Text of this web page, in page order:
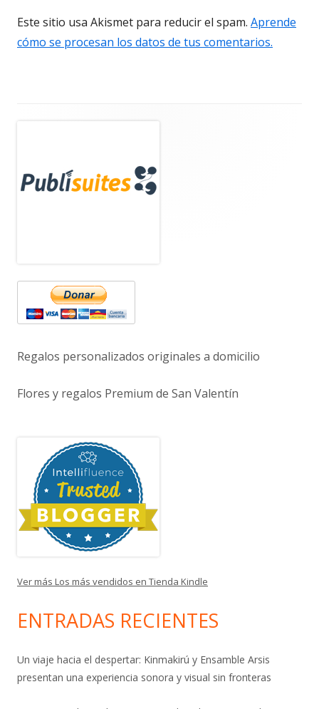
Este sitio usa Akismet para reducir el spam. Aprende
cómo se procesan los datos de tus comentarios.
lateral
principal
Regalos personalizados originales a domicilio
Flores y regalos Premium de San Valentín
Ver más Los más vendidos en Tienda Kindle
ENTRADAS RECIENTES
Un viaje hacia el despertar: Kinmakirú y Ensamble Arsis
presentan una experiencia sonora y visual sin fronteras